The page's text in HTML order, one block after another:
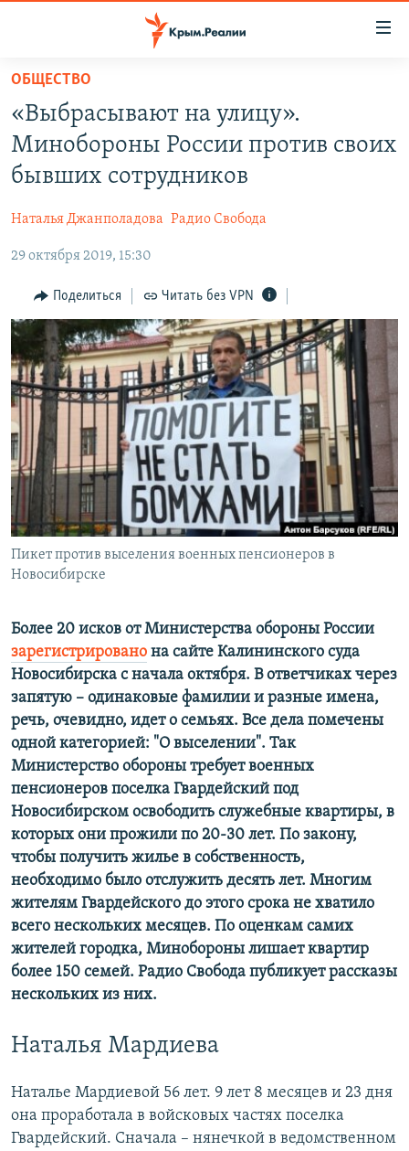
Вернуться
основному
содержанию
Вернутся
главной
Вернутся
поиску
НОВОСТИ
СПЕЦПРОЕКТЫ
11 ЛЕТ ОККУПАЦИИ КРЫМА. 11 ИСТОРИЙ СОПРОТИВЛЕНИЯ
ВОДА
ЕЩЕ
ИНТЕРАКТИВ
ИНФОГРАФИКА
ТЕЛЕПРОЕКТ КРЫМ.РЕАЛИИ
СОВЕТЫ ПРАВОЗАЩИТНИКОВ
ПРОПАВШИЕ БЕЗ ВЕСТИ
ПОБЕДИТЕЛЕЙ НЕ СУДЯТ?
КРЫМ.НЕПОКОРЕННЫЙ
ELIFBE
УКРАИНСКАЯ ПРОБЛЕМА КРЫМА
РАДІО СВОБОДА
КАК ОБОЙТИ БЛОКИРОВКУ
Українською
Qırımtatar
ПРИСОЕДИНЯЙТЕСЬ!
Все сайты RFE/RL
ОБЩЕСТВО
«Выбрасывают на улицу».
Минобороны России против своих
бывших сотрудников
Наталья Джанполадова Радио Свобода
29 октября 2019, 15:30
Поделиться Читать без VPN
Пикет против выселения военных пенсионеров в
Новосибирске
Более 20 исков от Министерства обороны России
зарегистрировано на сайте Калининского суда
Новосибирска с начала октября. В ответчиках через
запятую – одинаковые фамилии и разные имена,
речь, очевидно, идет о семьях. Все дела помечены
одной категорией: "О выселении". Так
Министерство обороны требует военных
пенсионеров поселка Гвардейский под
Новосибирском освободить служебные квартиры, в
которых они прожили по 20-30 лет. По закону,
чтобы получить жилье в собственность,
необходимо было отслужить десять лет. Многим
жителям Гвардейского до этого срока не хватило
всего нескольких месяцев. По оценкам самих
жителей городка, Минобороны лишает квартир
более 150 семей. Радио Свобода публикует рассказы
нескольких из них.
Наталья Мардиева
Наталье Мардиевой 56 лет. 9 лет 8 месяцев и 23 дня
она проработала в войсковых частях поселка
Гвардейский. Сначала – нянечкой в ведомственном